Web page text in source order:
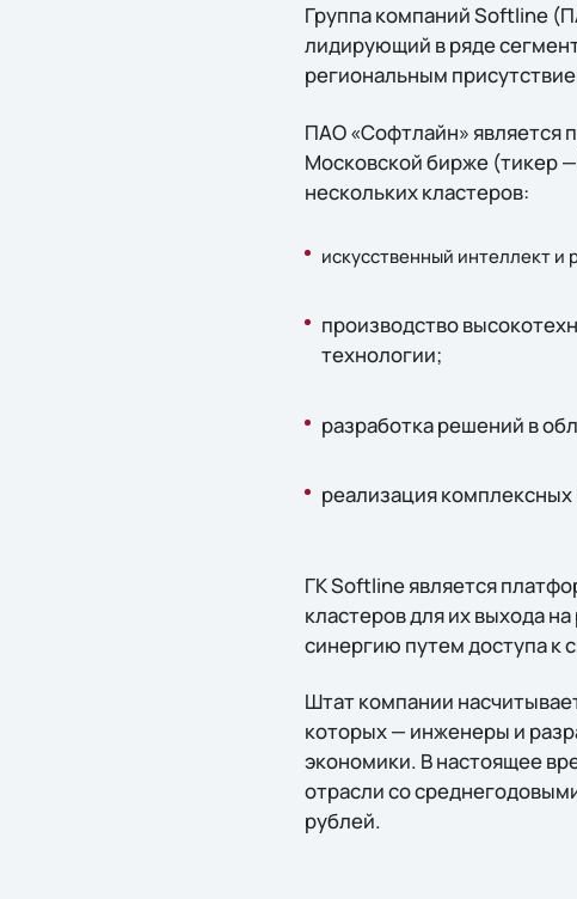
Группа компаний Softline
лидирующий в ряде
региональным
ПАО «Софтлайн» является
Московской бирже (тикер —
нескольких кластеров:
искусственный интеллект и
производство
технологии;
разработка решений в
реализация
ГК Softline является
кластеров для их выхода
синергию путем доступа к
Штат компании
которых — инженеры и
экономики. В настоящее
отрасли со
рублей.